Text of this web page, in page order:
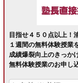
目指せ４５０点以上！
１週間の無料体験授業
成績爆裂向上のきっか
無料体験授業のお申し